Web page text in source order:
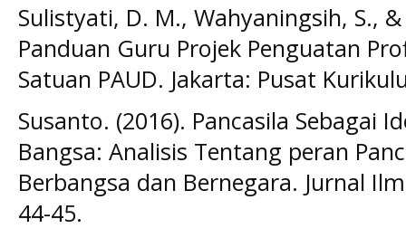
Sulistyati, D. M., Wahyaningsih, S.,
Panduan Guru Projek Penguatan
Satuan PAUD. Jakarta: Pusat
Susanto. (2016). Pancasila Sebagai
Bangsa: Analisis Tentang peran
Berbangsa dan Bernegara. Jurnal
44-45.